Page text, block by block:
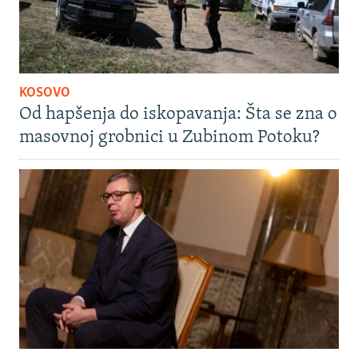
KOSOVO
Od hapšenja do iskopavanja: Šta se zna o
masovnoj grobnici u Zubinom Potoku?